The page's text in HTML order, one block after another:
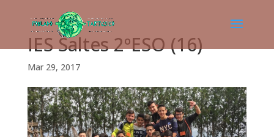
IES Saltes 2ºESO (16)
Mar 29, 2017